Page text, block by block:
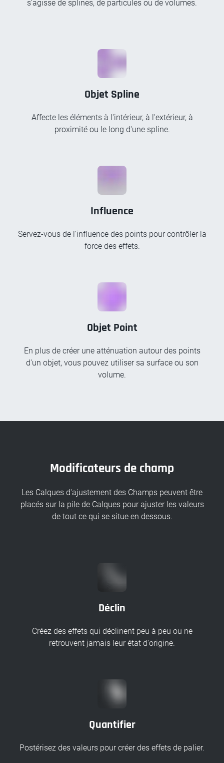
s'agisse de splines, de particules ou de volumes.
Objet Spline
Affecte les éléments à l'intérieur, à l'extérieur, à
proximité ou le long d'une spline.
Influence
Servez-vous de l'influence des points pour contrôler la
force des effets.
Objet Point
En plus de créer une atténuation autour des points
d'un objet, vous pouvez utiliser sa surface ou son
volume.
Modificateurs de champ
Les Calques d'ajustement des Champs peuvent être
placés sur la pile de Calques pour ajuster les valeurs
de tout ce qui se situe en dessous.
Déclin
Créez des effets qui déclinent peu à peu ou ne
retrouvent jamais leur état d'origine.
Quantifier
Postérisez des valeurs pour créer des effets de palier.